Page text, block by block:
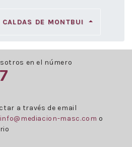
DE MONTBUI
en el número
a través de email
info@mediacion-masc.com o